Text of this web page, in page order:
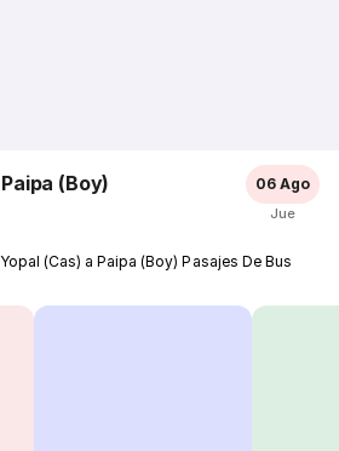
Paipa (Boy) 06 Ago
Jue
Yopal (Cas) a Paipa (Boy) Pasajes De Bus